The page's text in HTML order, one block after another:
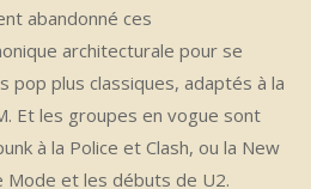
abandonné ces
architecturale pour se
plus classiques, adaptés à la
Et les groupes en vogue sont
à la Police et Clash, ou la New
Mode et les débuts de U2.